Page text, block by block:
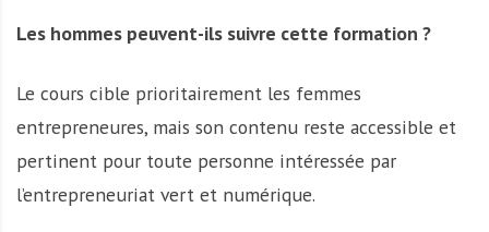
Les hommes peuvent-ils suivre cette formation ?
Le cours cible prioritairement les femmes
entrepreneures, mais son contenu reste accessible et
pertinent pour toute personne intéressée par
l’entrepreneuriat vert et numérique.